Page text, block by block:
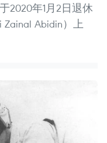
2020年1月2日退休
Zainal Abidin）上